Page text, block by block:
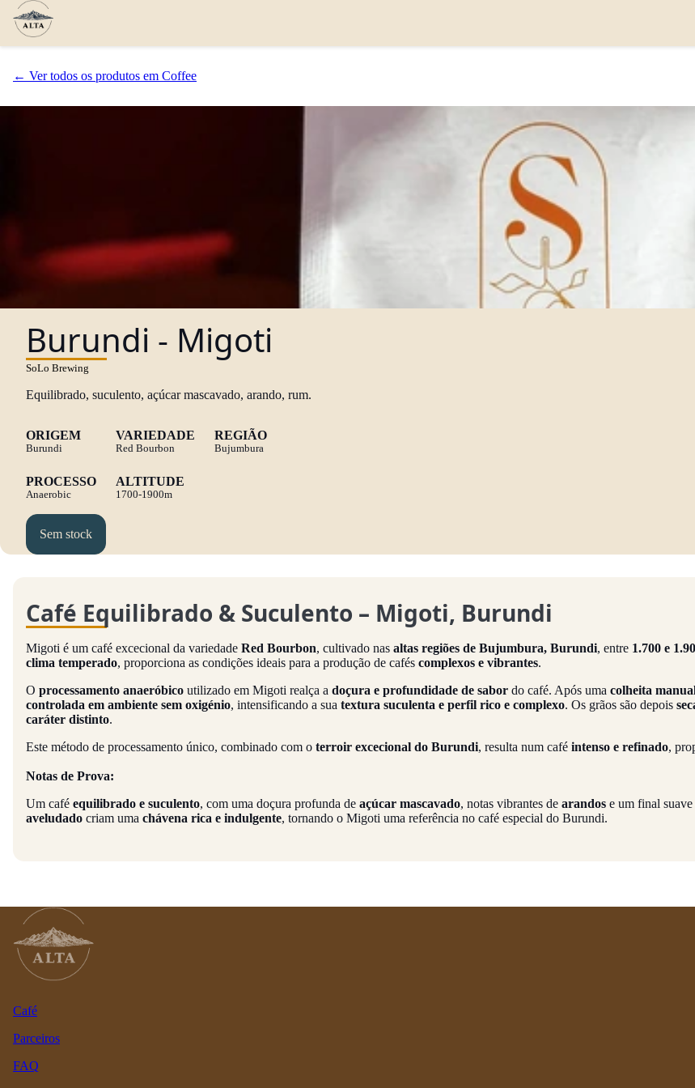
← Ver todos os produtos em Coffee
Burundi - Migoti
SoLo Brewing
Equilibrado, suculento, açúcar mascavado, arando, rum.
ORIGEM
Burundi
VARIEDADE
Red Bourbon
REGIÃO
Bujumbura
PROCESSO
Anaerobic
ALTITUDE
1700-1900m
Sem stock
Café Equilibrado & Suculento – Migoti, Burundi
Migoti é um café excecional da variedade Red Bourbon, cultivado nas altas regiões de Bujumbura, Burundi, entre 1.700 e
clima temperado, proporciona as condições ideais para a produção de cafés complexos e vibrantes.
O processamento anaeróbico utilizado em Migoti realça a doçura e profundidade de sabor do café. Após uma colheita
controlada em ambiente sem oxigénio, intensificando a sua textura suculenta e perfil rico e complexo. Os grãos são depois
caráter distinto.
Este método de processamento único, combinado com o terroir excecional do Burundi, resulta num café intenso e refinado,
Notas de Prova:
Um café equilibrado e suculento, com uma doçura profunda de açúcar mascavado, notas vibrantes de arandos e um final
aveludado criam uma chávena rica e indulgente, tornando o Migoti uma referência no café especial do Burundi.
Café
Parceiros
FAQ